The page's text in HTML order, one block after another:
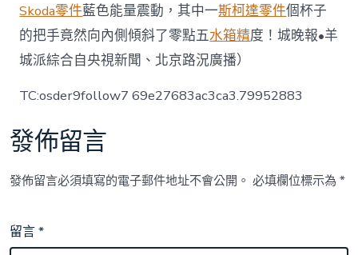
Skoda零件藍色能量震動，其中一斯柯達零件個杯子
的把手竟然向內側傾斜了零點五水箱精度！城晚報•羊
城派綜合自央視新聞、北京路況廣播）
TC:osder9follow7 69e27683ac3ca3.79952883
發佈留言
發佈留言必須填寫的電子郵件地址不會公開。 必填欄位標示為*
留言*